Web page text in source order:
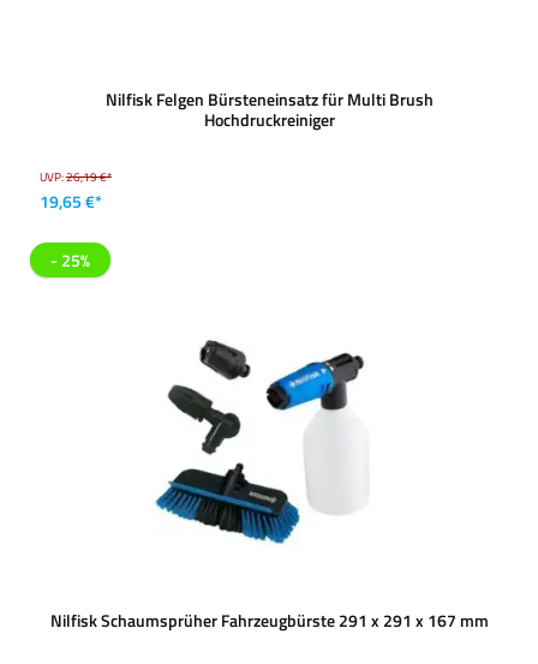
Nilfisk Felgen Bürsteneinsatz für Multi Brush
Hochdruckreiniger
UVP:26,19 €*
19,65 €*
- 25%
Nilfisk Schaumsprüher Fahrzeugbürste 291 x 291 x 167 mm